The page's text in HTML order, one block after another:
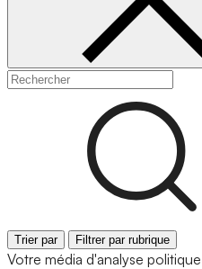
Trier par Filtrer par rubrique
Votre média d'analyse